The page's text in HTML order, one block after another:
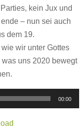
kein Jux und
– nun sei auch
dem 19.
wir unter Gottes
uns 2020 bewegt
00:00